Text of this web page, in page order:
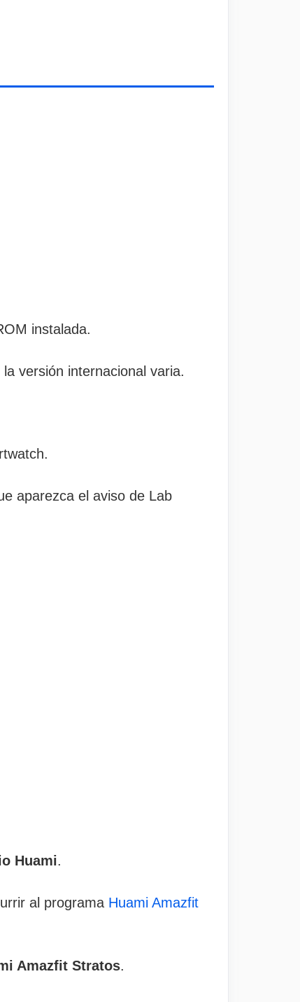
instalada.
versión internacional varia.
aparezca el aviso de Lab
Huami.
al programa Huami Amazfit
Amazfit Stratos.